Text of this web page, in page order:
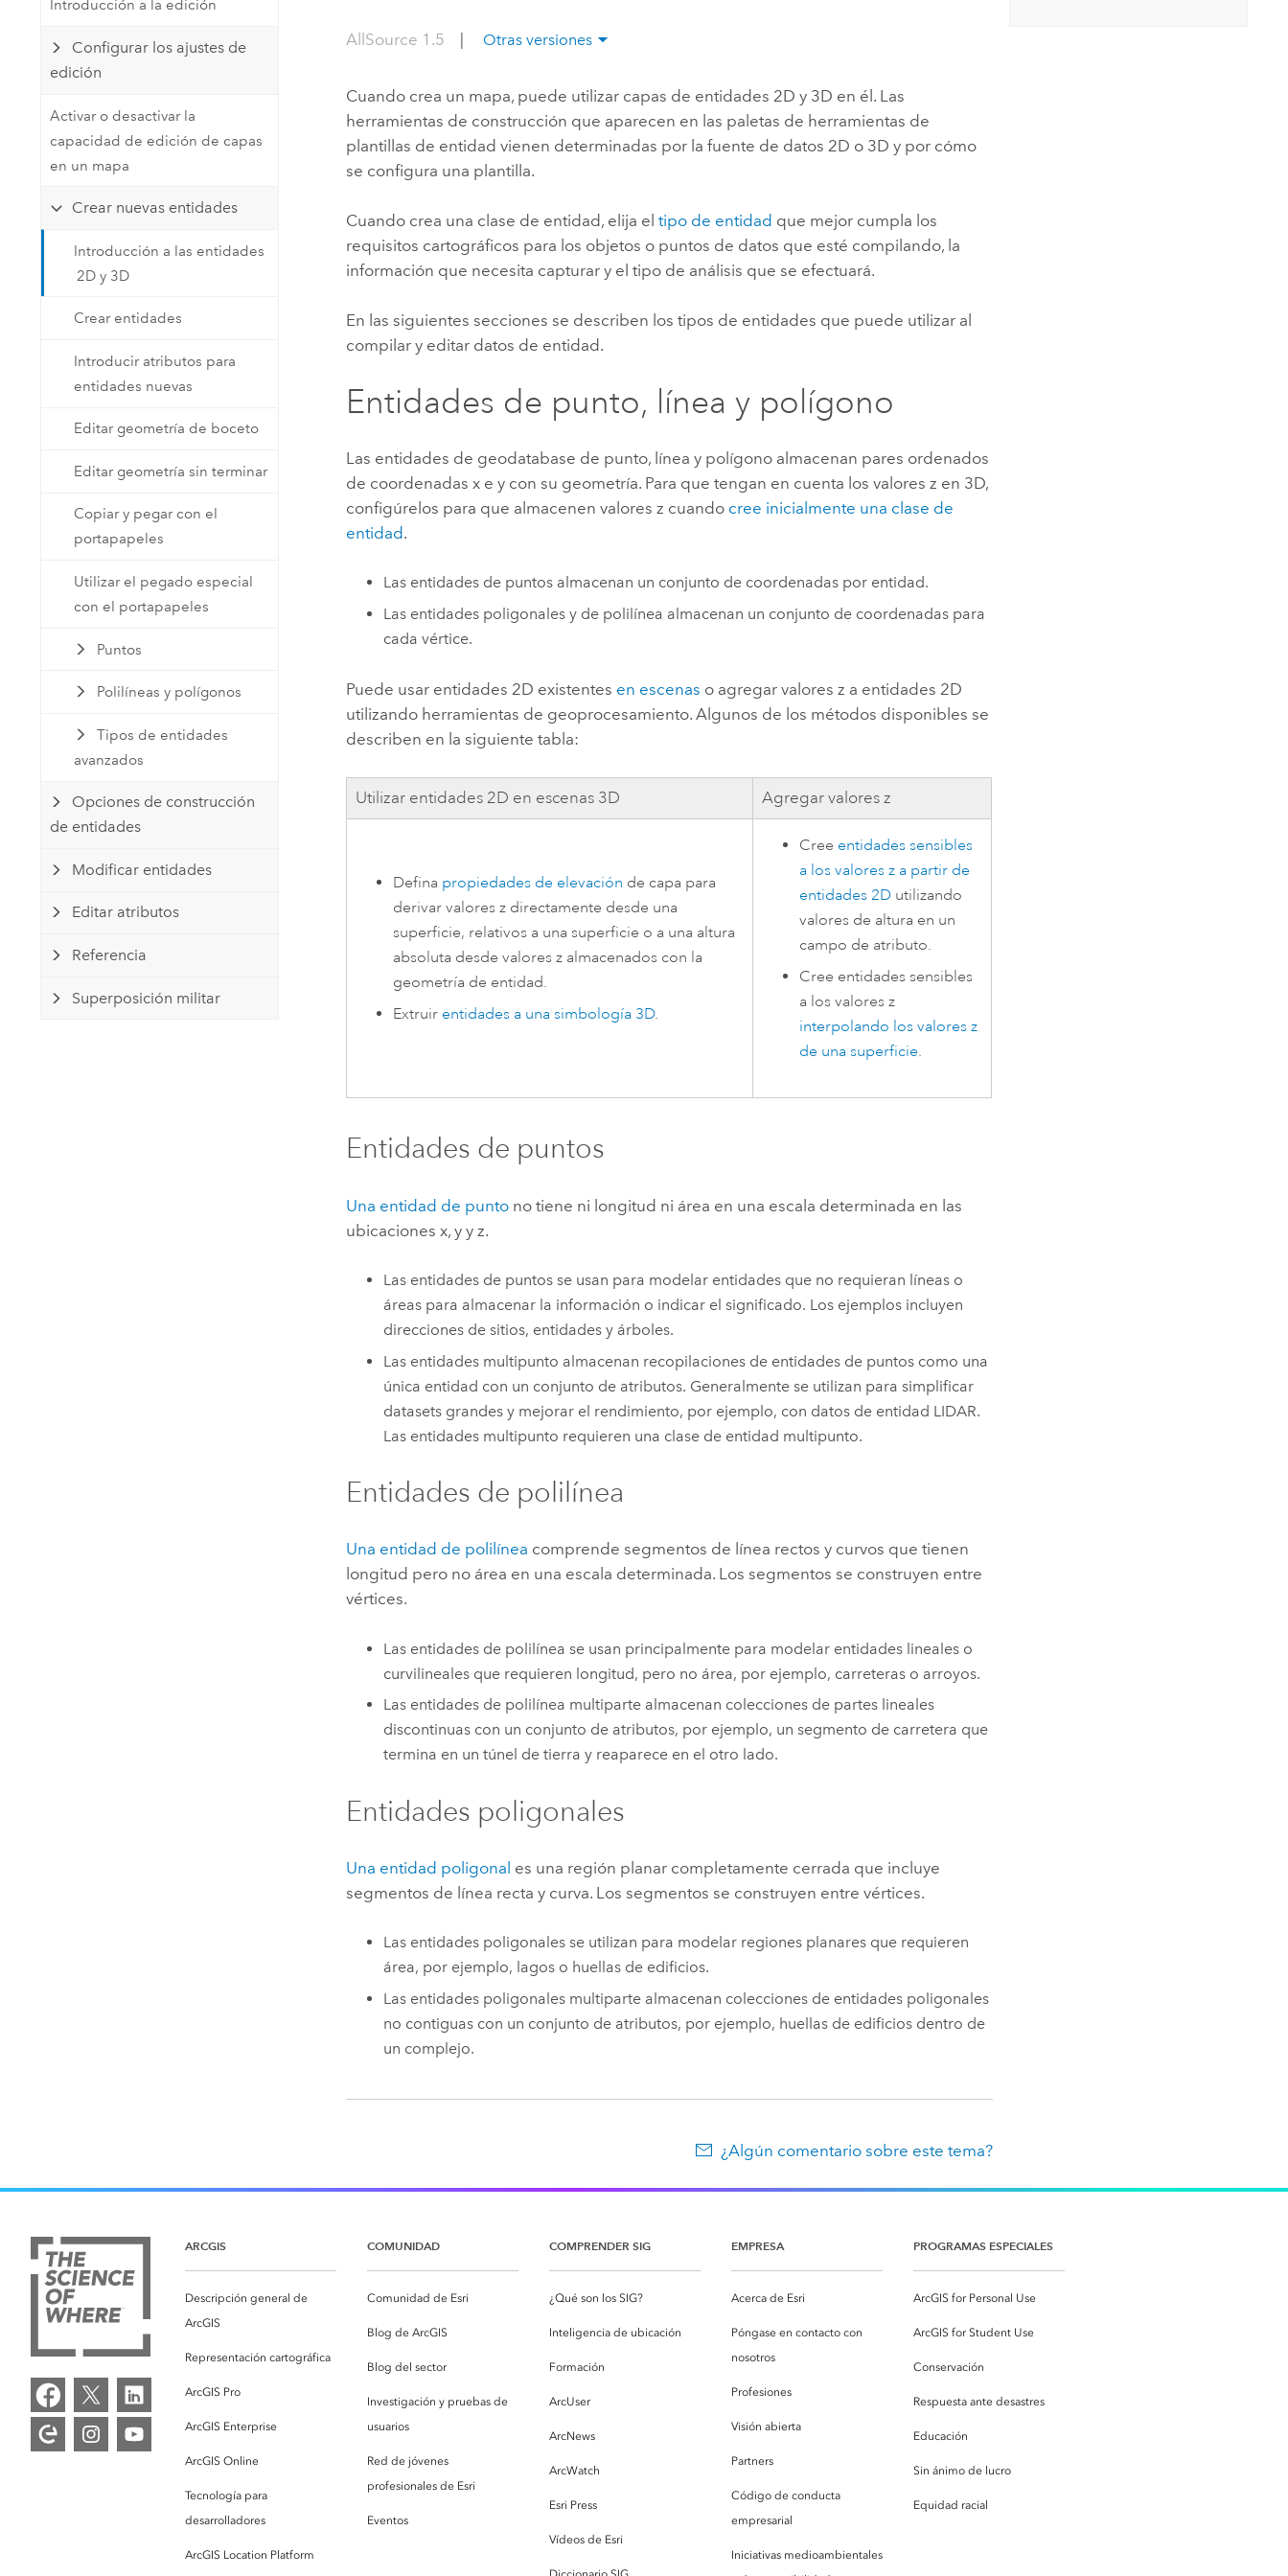
Crear aplicaciones de
Todos los sectores
Todas las historias
Introducción a la edición
Configurar los ajustes de
edición
Activar o desactivar la
capacidad de edición de capas
en un mapa
Crear nuevas entidades
Introducción a las entidades
2D y 3D
Crear entidades
Introducir atributos para
entidades nuevas
Editar geometría de boceto
Editar geometría sin terminar
Copiar y pegar con el
portapapeles
Utilizar el pegado especial
con el portapapeles
Puntos
Polilíneas y polígonos
Tipos de entidades
avanzados
Opciones de construcción
de entidades
Modificar entidades
Editar atributos
Referencia
Superposición militar
AllSource 1.5 Otras versiones
Cuando crea un mapa, puede utilizar capas de entidades 2D y 3D en él. Las
herramientas de construcción que aparecen en las paletas de herramientas de
plantillas de entidad vienen determinadas por la fuente de datos 2D o 3D y por cómo
se configura una plantilla.
Cuando crea una clase de entidad, elija eltipo de entidad que mejor cumpla los
requisitos cartográficos para los objetos o puntos de datos que esté compilando, la
información que necesita capturar y el tipo de análisis que se efectuará.
En las siguientes secciones se describen los tipos de entidades que puede utilizar al
compilar y editar datos de entidad.
Entidades de punto, línea y polígono
Las entidades de geodatabase de punto, línea y polígono almacenan pares ordenados
de coordenadas x e y con su geometría. Para que tengan en cuenta los valores z en 3D,
configúrelos para que almacenen valores z cuando cree inicialmente una clase de
entidad.
Las entidades de puntos almacenan un conjunto de coordenadas por entidad.
Las entidades poligonales y de polilínea almacenan un conjunto de coordenadas para
cada vértice.
Puede usar entidades 2D existentes en escenas o agregar valores z a entidades 2D
utilizando herramientas de geoprocesamiento. Algunos de los métodos disponibles se
describen en la siguiente tabla:
Utilizar entidades 2D en escenas 3D Agregar valores z
Defina propiedades de elevación de capa para
derivar valores z directamente desde una
superficie, relativos a una superficie o a una altura
absoluta desde valores z almacenados con la
geometría de entidad.
Extruir entidades a una simbología 3D.
Cree entidades sensibles
a los valores z a partir de
entidades 2Dutilizando
valores de altura en un
campo de atributo.
Cree entidades sensibles
a los valores z
interpolando los valores z
de una superficie.
Entidades de puntos
Una entidad de punto no tiene ni longitud ni área en una escala determinada en las
ubicaciones x, y y z.
Las entidades de puntos se usan para modelar entidades que no requieran líneas o
áreas para almacenar la información o indicar el significado. Los ejemplos incluyen
direcciones de sitios, entidades y árboles.
Las entidades multipunto almacenan recopilaciones de entidades de puntos como una
única entidad con un conjunto de atributos. Generalmente se utilizan para simplificar
datasets grandes y mejorar el rendimiento, por ejemplo, con datos de entidad LIDAR.
Las entidades multipunto requieren una clase de entidad multipunto.
Entidades de polilínea
Una entidad de polilínea comprende segmentos de línea rectos y curvos que tienen
longitud pero no área en una escala determinada. Los segmentos se construyen entre
vértices.
Las entidades de polilínea se usan principalmente para modelar entidades lineales o
curvilineales que requieren longitud, pero no área, por ejemplo, carreteras o arroyos.
Las entidades de polilínea multiparte almacenan colecciones de partes lineales
discontinuas con un conjunto de atributos, por ejemplo, un segmento de carretera que
termina en un túnel de tierra y reaparece en el otro lado.
Entidades poligonales
Una entidad poligonal es una región planar completamente cerrada que incluye
segmentos de línea recta y curva. Los segmentos se construyen entre vértices.
Las entidades poligonales se utilizan para modelar regiones planares que requieren
área, por ejemplo, lagos o huellas de edificios.
Las entidades poligonales multiparte almacenan colecciones de entidades poligonales
no contiguas con un conjunto de atributos, por ejemplo, huellas de edificios dentro de
un complejo.
¿Algún comentario sobre este tema?
ARCGIS
Descripción general de
ArcGIS
Representación cartográfica
ArcGIS Pro
ArcGIS Enterprise
ArcGIS Online
Tecnología para
desarrolladores
ArcGIS Location Platform
COMUNIDAD
Comunidad de Esri
Blog de ArcGIS
Blog del sector
Investigación y pruebas de
usuarios
Red de jóvenes
profesionales de Esri
Eventos
COMPRENDER SIG
¿Qué son los SIG?
Inteligencia de ubicación
Formación
ArcUser
ArcNews
ArcWatch
Esri Press
Vídeos de Esri
EMPRESA
Acerca de Esri
Póngase en contacto con
nosotros
Profesiones
Visión abierta
Partners
Código de conducta
empresarial
Iniciativas medioambientales
PROGRAMAS ESPECIALES
ArcGIS for Personal Use
ArcGIS for Student Use
Conservación
Respuesta ante desastres
Educación
Sin ánimo de lucro
Equidad racial